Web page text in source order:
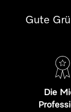
Gute
Die